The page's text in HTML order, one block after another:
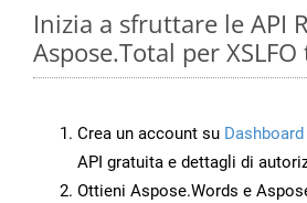
Inizia a sfruttare le API
Aspose.Total per XSLFO
Crea un account su Dashboard
API gratuita e dettagli di
Ottieni Aspose.Words e